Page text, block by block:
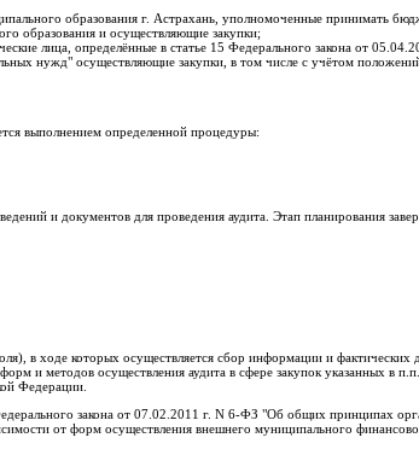
образования г. Астрахань, уполномоченные принимать
образования и осуществляющие закупки;
лица, определённые в статье 15 Федерального закона от
нужд" осуществляющие закупки, в том числе с учётом
выполнением определенной процедуры:
и документов для проведения аудита. Этап планирования
в ходе которых осуществляется сбор информации и
и методов осуществления аудита в сфере закупок указанных в
Федерации.
закона от 07.02.2011 г. N 6-ФЗ "Об общих принципах
от форм осуществления внешнего муниципального